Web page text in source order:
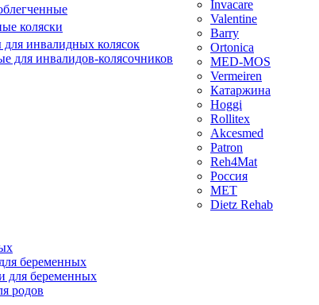
коляски
для инвалидных колясок
для инвалидов-колясочников
Invacare
Valentine
Barry
Ortonica
MED-MOS
Vermeiren
Катаржина
Hoggi
Rollitex
Akcesmed
Patron
Reh4Mat
Россия
МЕТ
Dietz Rehab
беременных
для беременных
родов